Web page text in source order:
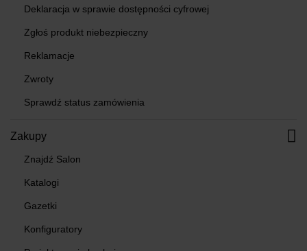
Deklaracja w sprawie dostępności cyfrowej
Zgłoś produkt niebezpieczny
Reklamacje
Zwroty
Sprawdź status zamówienia
Zakupy
Znajdź Salon
Katalogi
Gazetki
Konfiguratory